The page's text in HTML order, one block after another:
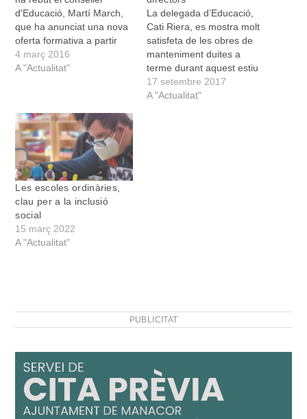
d'Educació, Martí March,
que ha anunciat una nova
oferta formativa a partir
del curs que ve al Simó
Ballester. Aquest nou
música en una de les dues
línies de l'escola. Només
un centre de Mallorca té
aquest…
4 març 2016
A "Actualitat"
La delegada d’Educació,
Cati Riera, es mostra molt
satisfeta de les obres de
manteniment duites a
terme durant aquest estiu
als diferents centres
educatius del terme. Les
17 setembre 2017
A "Actualitat"
Les escoles ordinàries,
clau per a la inclusió
social
15 març 2022
A "Actualitat"
PUBLICITAT